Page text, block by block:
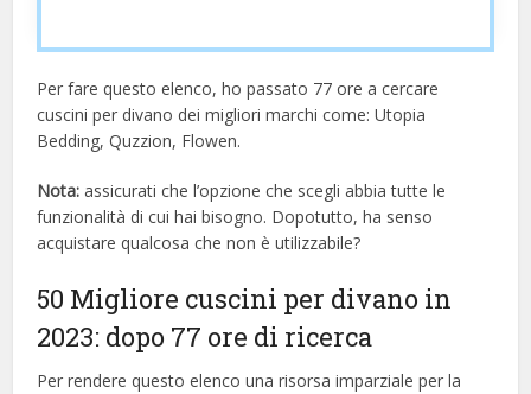
Per fare questo elenco, ho passato 77 ore a cercare
cuscini per divano dei migliori marchi come: Utopia
Bedding, Quzzion, Flowen.
Nota: assicurati che l’opzione che scegli abbia tutte le
funzionalità di cui hai bisogno. Dopotutto, ha senso
acquistare qualcosa che non è utilizzabile?
50 Migliore cuscini per divano in
2023: dopo 77 ore di ricerca
Per rendere questo elenco una risorsa imparziale per la